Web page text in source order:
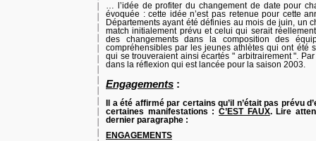
… l’idée de profiter du changement de date pour
évoquée : cette idée n’est pas retenue pour cette
Départements ayant été définies au mois de juin, un
match initialement prévu et celui qui serait
des changements dans la composition des
compréhensibles par les jeunes athlètes qui ont été
qui se trouveraient ainsi écartés " arbitrairement ".
dans la réflexion qui est lancée pour la saison 2003.
Engagements :
Il a été affirmé par certains qu’il n’était pas prévu
certaines manifestations : C’EST FAUX. Lire
dernier paragraphe :
ENGAGEMENTS